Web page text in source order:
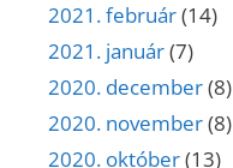
2021. február(14)
2021. január(7)
2020. december(8)
2020. november(8)
2020. október(13)